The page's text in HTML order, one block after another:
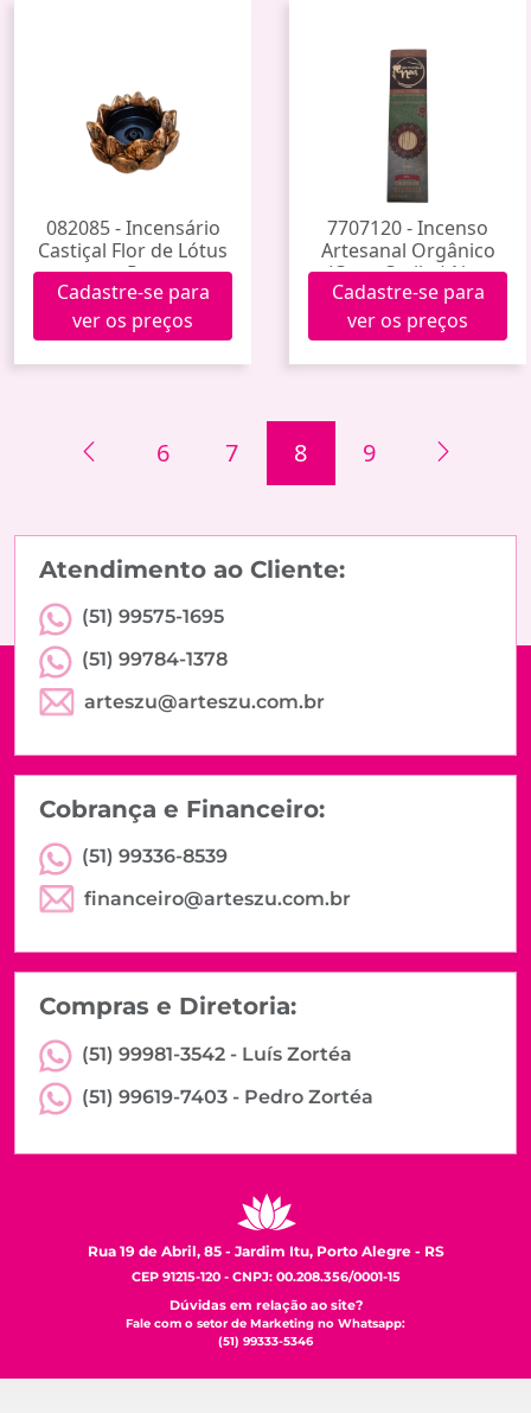
082085 - Incensário
Castiçal Flor de Lótus
P
Cadastre-se para
ver os preços
7707120 - Incenso
Artesanal Orgânico
(Coco Caribe) Noa
Cadastre-se para
ver os preços
6 7 8 9
Atendimento ao Cliente:
(51) 99575-1695
(51) 99784-1378
arteszu@arteszu.com.br
Cobrança e Financeiro:
(51) 99336-8539
financeiro@arteszu.com.br
Compras e Diretoria:
(51) 99981-3542 - Luís Zortéa
(51) 99619-7403 - Pedro Zortéa
Rua 19 de Abril, 85 - Jardim Itu, Porto Alegre - RS
CEP 91215-120 - CNPJ: 00.208.356/0001-15
Dúvidas em relação ao site?
Fale com o setor de Marketing no Whatsapp:
(51) 99333-5346